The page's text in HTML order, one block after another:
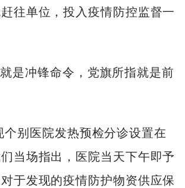
往单位，投入疫情防控监督一
是冲锋命令，党旗所指就是前
个别医院发热预检分诊设置在
当场指出，医院当天下午即予
于发现的疫情防护物资供应保